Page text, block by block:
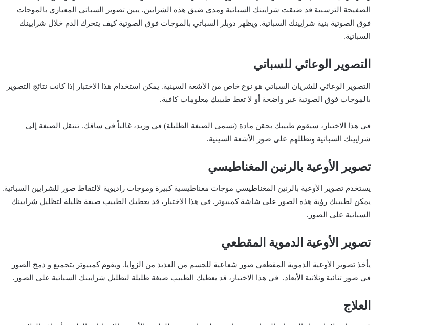
الصفيحة
الترسبية قد ضيقت شرايينك السباتية ومدى ضيق هذه الشرايين. يبين تصوير السباتي المعياري بالموجات
فوق
الصوتية بنية شرايينك السباتية. ويظهر دوبلر السباتي بالموجات فوق الصوتية كيف يتحرك الدم خلال شرايينك
السباتية.
التصوير الوعائي للسباتي
التصوير الوعائي للشريان السباتي هو نوع خاص من الأشعة السينية. يمكن استخدام هذا الاختبار إذا كانت نتائج التصوير
بالموجات فوق الصوتية غير واضحة أو لا تعط طبيبك معلومات كافية.
في هذا الاختبار، سيقوم طبيبك بحقن مادة (تسمى الصبغة الظليلة) في وريد، غالباً في ساقك. تنتقل الصبغة إلى
شرايينك السباتية وتظللهم على صور الأشعة السينية.
تصوير الأوعية بالرنين المغناطيسي
يستخدم تصوير الأوعية بالرنين المغناطيسي موجات مغناطيسية كبيرة وموجات راديوية لالتقاط صور للشرايين السباتية.
يمكن لطبيبك رؤية هذه الصور على شاشة كمبيوتر . في هذا الاختبار، قد يعطيك الطبيب صبغة ظليلة لتظليل شرايينك
السباتية على الصور .
تصوير الأوعية الدموية المقطعي
يأخذ تصوير الأوعية الدموية المقطعي صور شعاعية للجسم من العديد من الزوايا. ويقوم كمبيوتر بتجميع و دمج الصور
في صور ثنائية وثلاثية الأبعاد. في هذا الاختبار، قد يعطيك الطبيب صبغة ظليلة لتظليل شرايينك السباتية على الصور .
العلاج